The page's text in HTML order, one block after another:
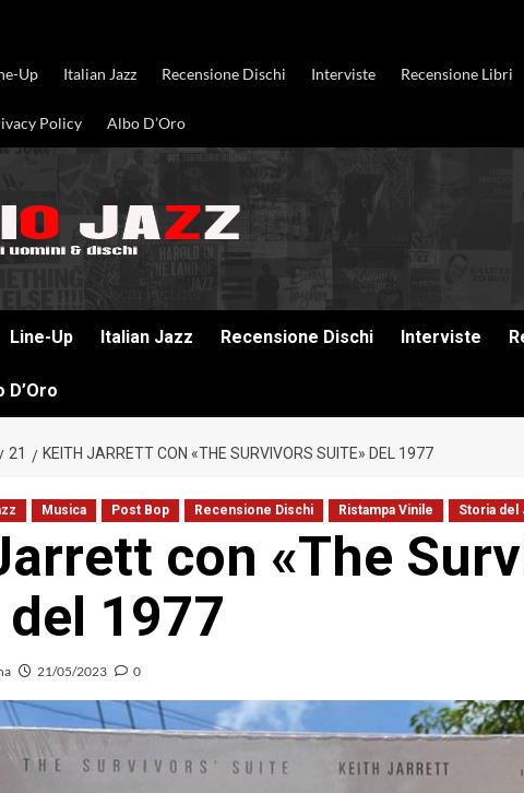
Up Italian Jazz Recensione Dischi Interviste Recensione Libri
Policy Albo D’Oro
Line-Up Italian Jazz Recensione Dischi Interviste
D’Oro
21 KEITH JARRETT CON «THE SURVIVORS SUITE» DEL 1977
Musica Post Bop Recensione Dischi Ristampa Vinile Storia del
con «The
1977
21/05/2023 0